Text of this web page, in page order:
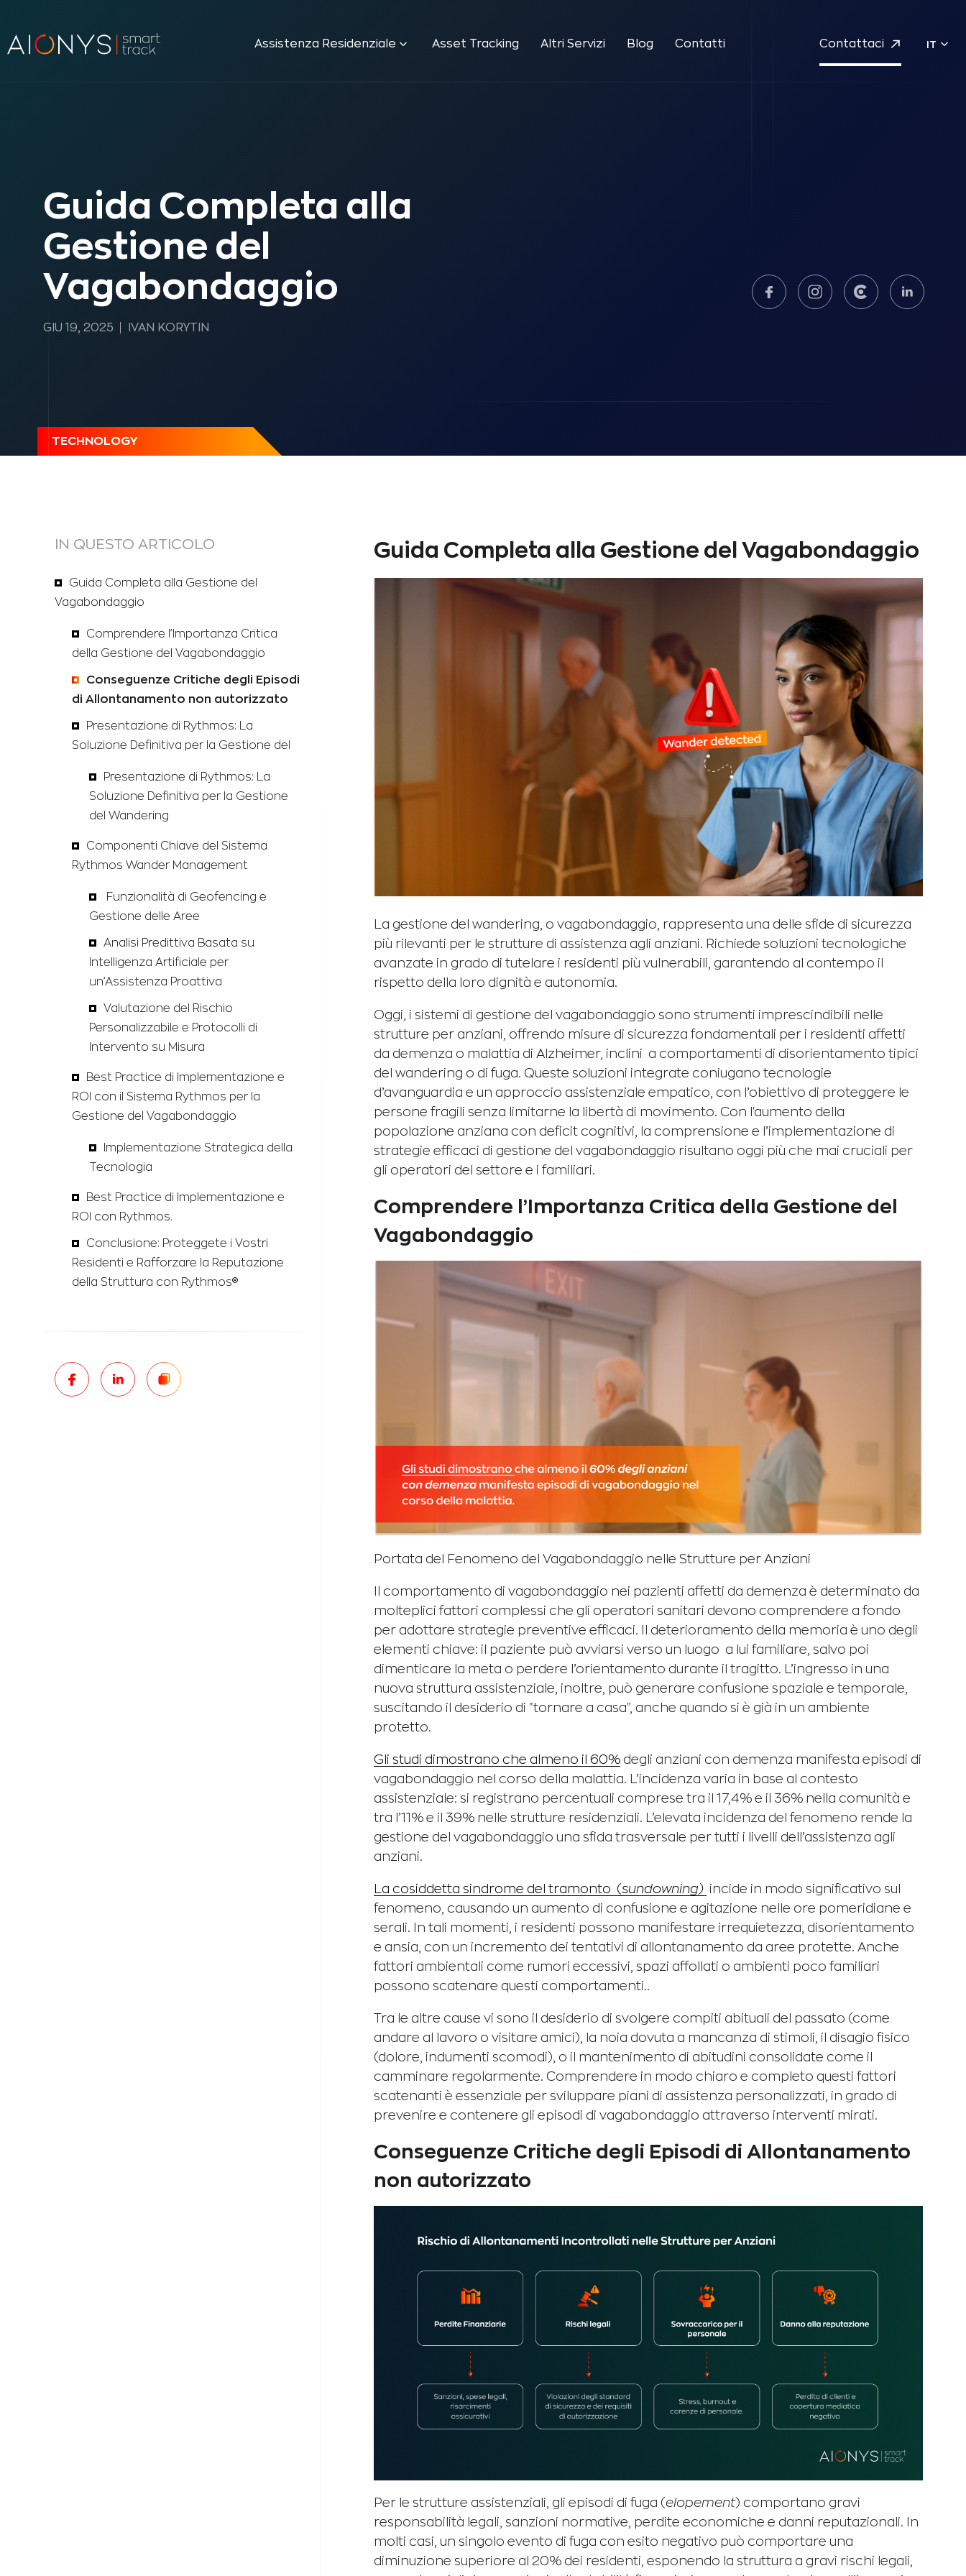
Assistenza Residenziale Asset Tracking Altri Servizi Blog Contatti Contattaci IT
Guida Completa alla
Gestione del
Vagabondaggio
GIU 19, 2025 IVAN KORYTIN
TECHNOLOGY
IN QUESTO ARTICOLO
Guida Completa alla Gestione del
Vagabondaggio
Comprendere l’Importanza Critica
della Gestione del Vagabondaggio
Conseguenze Critiche degli Episodi
di Allontanamento non autorizzato
Presentazione di Rythmos: La
Soluzione Definitiva per la Gestione del
Presentazione di Rythmos: La
Soluzione Definitiva per la Gestione
del Wandering
Componenti Chiave del Sistema
Rythmos Wander Management
Funzionalità di Geofencing e
Gestione delle Aree
Analisi Predittiva Basata su
Intelligenza Artificiale per
un’Assistenza Proattiva
Valutazione del Rischio
Personalizzabile e Protocolli di
Intervento su Misura
Best Practice di Implementazione e
ROI con il Sistema Rythmos per la
Gestione del Vagabondaggio
Implementazione Strategica della
Tecnologia
Best Practice di Implementazione e
ROI con Rythmos.
Conclusione: Proteggete i Vostri
Residenti e Rafforzare la Reputazione
della Struttura con Rythmos®
Guida Completa alla Gestione del Vagabondaggio
La gestione del wandering, o vagabondaggio, rappresenta una delle sfide di sicurezza
più rilevanti per le strutture di assistenza agli anziani. Richiede soluzioni tecnologiche
avanzate in grado di tutelare i residenti più vulnerabili, garantendo al contempo il
rispetto della loro dignità e autonomia.
Oggi, i sistemi di gestione del vagabondaggio sono strumenti imprescindibili nelle
strutture per anziani, offrendo misure di sicurezza fondamentali per i residenti affetti
da demenza o malattia di Alzheimer, inclini a comportamenti di disorientamento tipici
del wandering o di fuga. Queste soluzioni integrate coniugano tecnologie
d’avanguardia e un approccio assistenziale empatico, con l’obiettivo di proteggere le
persone fragili senza limitarne la libertà di movimento. Con l'aumento della
popolazione anziana con deficit cognitivi, la comprensione e l’implementazione di
strategie efficaci di gestione del vagabondaggio risultano oggi più che mai cruciali per
gli operatori del settore e i familiari.
Comprendere l’Importanza Critica della Gestione del
Vagabondaggio
Portata del Fenomeno del Vagabondaggio nelle Strutture per Anziani
Il comportamento di vagabondaggio nei pazienti affetti da demenza è determinato da
molteplici fattori complessi che gli operatori sanitari devono comprendere a fondo
per adottare strategie preventive efficaci. Il deterioramento della memoria è uno degli
elementi chiave: il paziente può avviarsi verso un luogo a lui familiare, salvo poi
dimenticare la meta o perdere l’orientamento durante il tragitto. L’ingresso in una
nuova struttura assistenziale, inoltre, può generare confusione spaziale e temporale,
suscitando il desiderio di "tornare a casa", anche quando si è già in un ambiente
protetto.
Gli studi dimostrano che almeno il 60% degli anziani con demenza manifesta episodi di
vagabondaggio nel corso della malattia. L’incidenza varia in base al contesto
assistenziale: si registrano percentuali comprese tra il 17,4% e il 36% nella comunità e
tra l’11% e il 39% nelle strutture residenziali. L’elevata incidenza del fenomeno rende la
gestione del vagabondaggio una sfida trasversale per tutti i livelli dell’assistenza agli
anziani.
La cosiddetta sindrome del tramonto (sundowning) incide in modo significativo sul
fenomeno, causando un aumento di confusione e agitazione nelle ore pomeridiane e
serali. In tali momenti, i residenti possono manifestare irrequietezza, disorientamento
e ansia, con un incremento dei tentativi di allontanamento da aree protette. Anche
fattori ambientali come rumori eccessivi, spazi affollati o ambienti poco familiari
possono scatenare questi comportamenti..
Tra le altre cause vi sono il desiderio di svolgere compiti abituali del passato (come
andare al lavoro o visitare amici), la noia dovuta a mancanza di stimoli, il disagio fisico
(dolore, indumenti scomodi), o il mantenimento di abitudini consolidate come il
camminare regolarmente. Comprendere in modo chiaro e completo questi fattori
scatenanti è essenziale per sviluppare piani di assistenza personalizzati, in grado di
prevenire e contenere gli episodi di vagabondaggio attraverso interventi mirati.
Conseguenze Critiche degli Episodi di Allontanamento
non autorizzato
Per le strutture assistenziali, gli episodi di fuga (elopement) comportano gravi
responsabilità legali, sanzioni normative, perdite economiche e danni reputazionali. In
molti casi, un singolo evento di fuga con esito negativo può comportare una
diminuzione superiore al 20% dei residenti, esponendo la struttura a gravi rischi legali,